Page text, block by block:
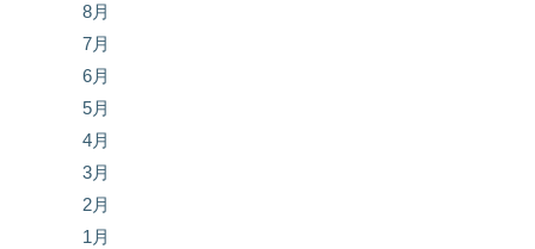
8月
7月
6月
5月
4月
3月
2月
1月